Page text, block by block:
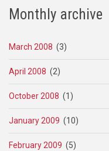
Monthly archive
March 2008 (3)
April 2008 (2)
October 2008 (1)
January 2009 (10)
February 2009 (5)